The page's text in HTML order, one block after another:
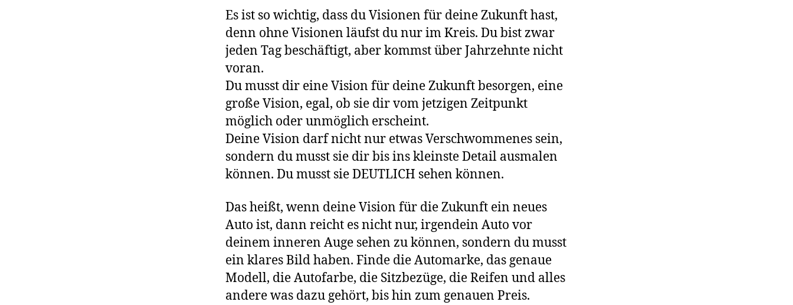
Es ist so wichtig, dass du Visionen für deine Zukunft hast,
denn ohne Visionen läufst du nur im Kreis. Du bist zwar
jeden Tag beschäftigt, aber kommst über Jahrzehnte nicht
voran.
Du musst dir eine Vision für deine Zukunft besorgen, eine
große Vision, egal, ob sie dir vom jetzigen Zeitpunkt
möglich oder unmöglich erscheint.
Deine Vision darf nicht nur etwas Verschwommenes sein,
sondern du musst sie dir bis ins kleinste Detail ausmalen
können. Du musst sie DEUTLICH sehen können.
Das heißt, wenn deine Vision für die Zukunft ein neues
Auto ist, dann reicht es nicht nur, irgendein Auto vor
deinem inneren Auge sehen zu können, sondern du musst
ein klares Bild haben. Finde die Automarke, das genaue
Modell, die Autofarbe, die Sitzbezüge, die Reifen und alles
andere was dazu gehört, bis hin zum genauen Preis.